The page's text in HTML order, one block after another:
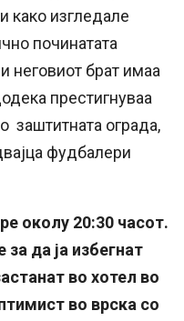
како изгледале
починатата
неговиот брат имаа
престигнуваа
заштитната ограда,
фудбалери
околу 20:30 часот.
да ја избегнат
во хотел во
во врска со